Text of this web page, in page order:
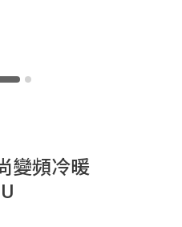
變頻冷暖